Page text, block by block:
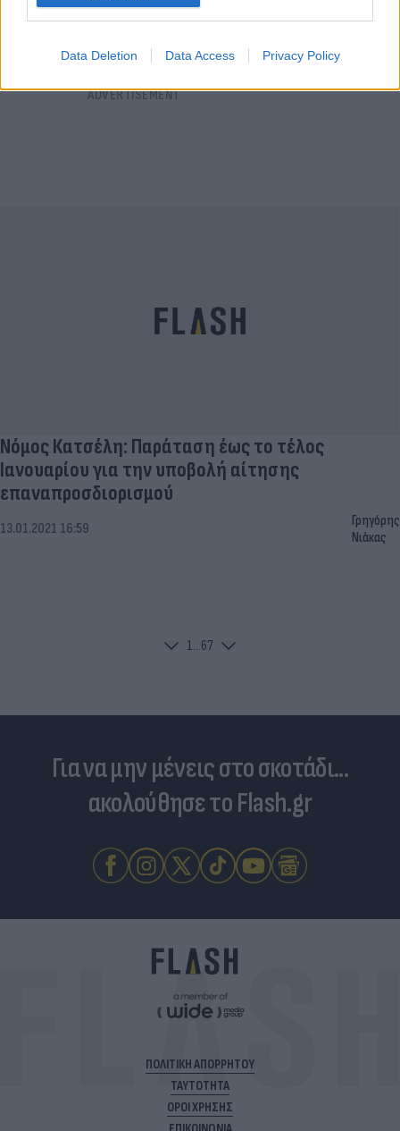
Data Deletion Data Access Privacy Policy
Νόμος Κατσέλη: Παράταση έως το τέλος
Ιανουαρίου για την υποβολή αίτησης
επαναπροσδιορισμού
13.01.2021 16:59
Γρηγόρης
Νιάκας
1...67
Για να μην μένεις στο σκοτάδι...
ακολούθησε το Flash.gr
ΠΟΛΙΤΙΚΗ ΑΠΟΡΡΗΤΟΥ
ΤΑΥΤΟΤΗΤΑ
ΟΡΟΙ ΧΡΗΣΗΣ